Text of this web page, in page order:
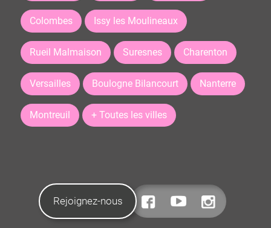
Colombes Issy les Moulineaux
Rueil Malmaison Suresnes Charenton
Versailles Boulogne Bilancourt Nanterre
Montreuil + Toutes les villes
Rejoignez-nous